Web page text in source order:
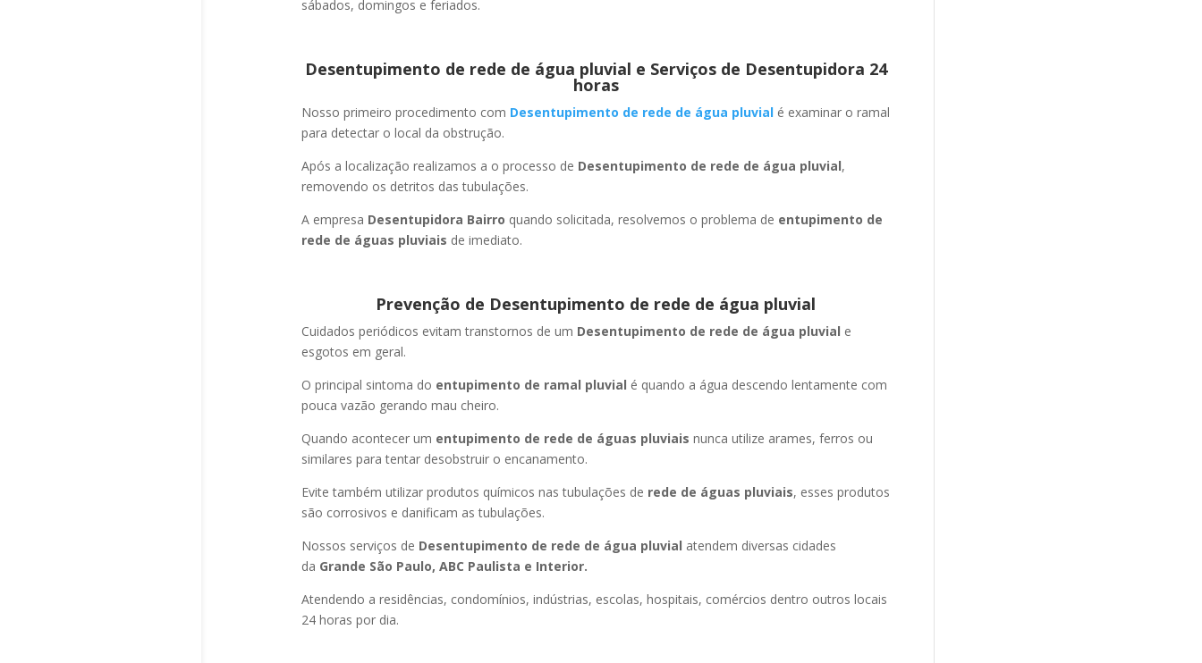
sábados, domingos e feriados.
Desentupimento de rede de água pluvial e Serviços de Desentupidora 24
horas
Nosso primeiro procedimento com Desentupimento de rede de água pluvialé examinar o ramal
para detectar o local da obstrução.
Após a localização realizamos a o processo de Desentupimento de rede de água pluvial,
removendo os detritos das tubulações.
A empresa Desentupidora Bairro quando solicitada, resolvemos o problema de entupimento de
rede de águas pluviais de imediato.
Prevenção de Desentupimento de rede de água pluvial
Cuidados periódicos evitam transtornos de um Desentupimento de rede de água pluvial e
esgotos em geral.
O principal sintoma do entupimento de ramal pluvial é quando a água descendo lentamente com
pouca vazão gerando mau cheiro.
Quando acontecer um entupimento de rede de águas pluviais nunca utilize arames, ferros ou
similares para tentar desobstruir o encanamento.
Evite também utilizar produtos químicos nas tubulações de rede de águas pluviais, esses produtos
são corrosivos e danificam as tubulações.
Nossos serviços de Desentupimento de rede de água pluvial atendem diversas cidades
da Grande São Paulo, ABC Paulista e Interior.
Atendendo a residências, condomínios, indústrias, escolas, hospitais, comércios dentro outros locais
24 horas por dia.